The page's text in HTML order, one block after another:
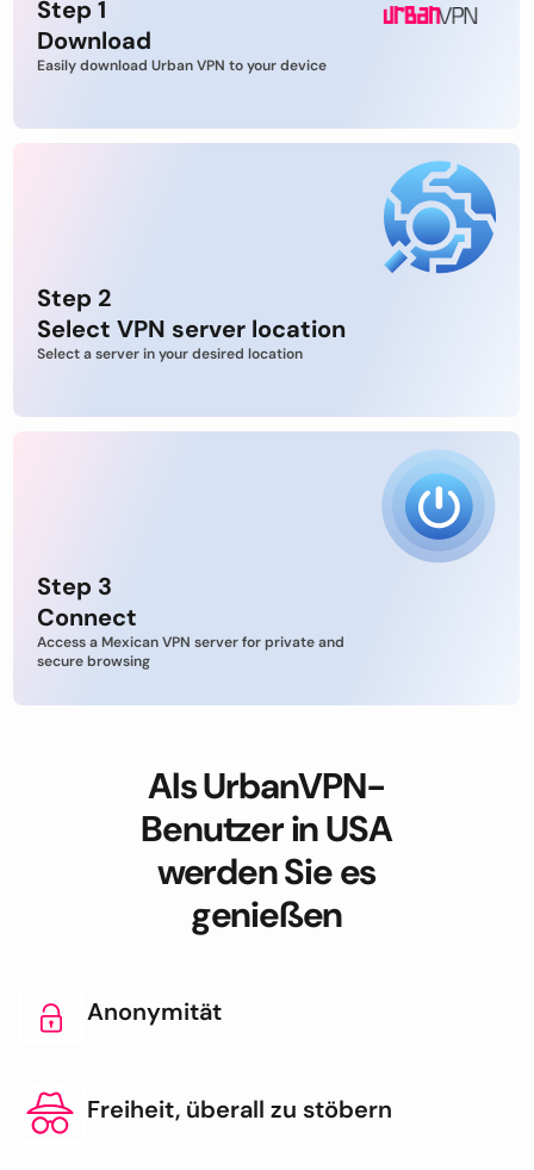
Step 1
Download
Easily download Urban VPN to your device
Step 2
Select VPN server location
Select a server in your desired location
Step 3
Connect
Access a Mexican VPN server for private and
secure browsing
Als UrbanVPN-
Benutzer in USA
werden Sie es
genießen
Anonymität
Freiheit, überall zu stöbern